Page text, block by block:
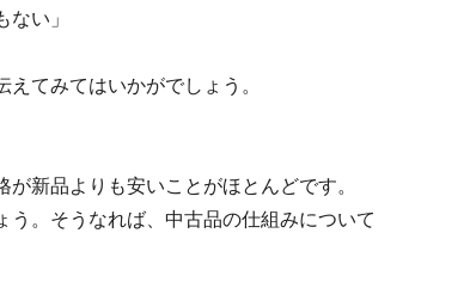
い」
てみてはいかがでしょう。
新品よりも安いことがほとんどです。
う。そうなれば、中古品の仕組みについて